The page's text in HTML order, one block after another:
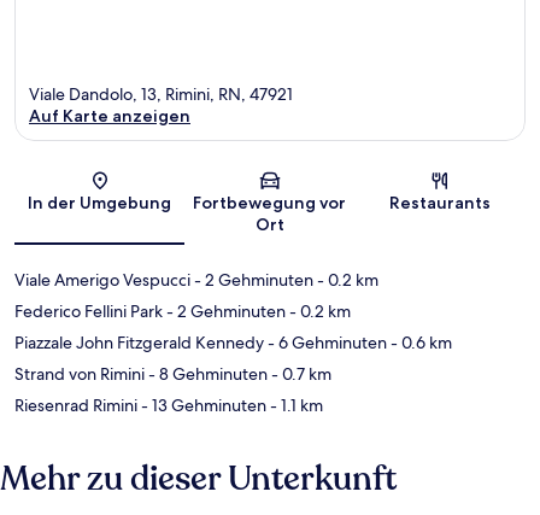
Karte
Viale Dandolo, 13, Rimini, RN, 47921
Auf Karte anzeigen
In der Umgebung
Fortbewegung vor
Ort
Restaurants
Viale Amerigo Vespucci- 2 Gehminuten- 0.2 km
Federico Fellini Park- 2 Gehminuten- 0.2 km
Piazzale John Fitzgerald Kennedy- 6 Gehminuten- 0.6 km
Strand von Rimini- 8 Gehminuten- 0.7 km
Riesenrad Rimini- 13 Gehminuten- 1.1 km
Mehr zu dieser Unterkunft